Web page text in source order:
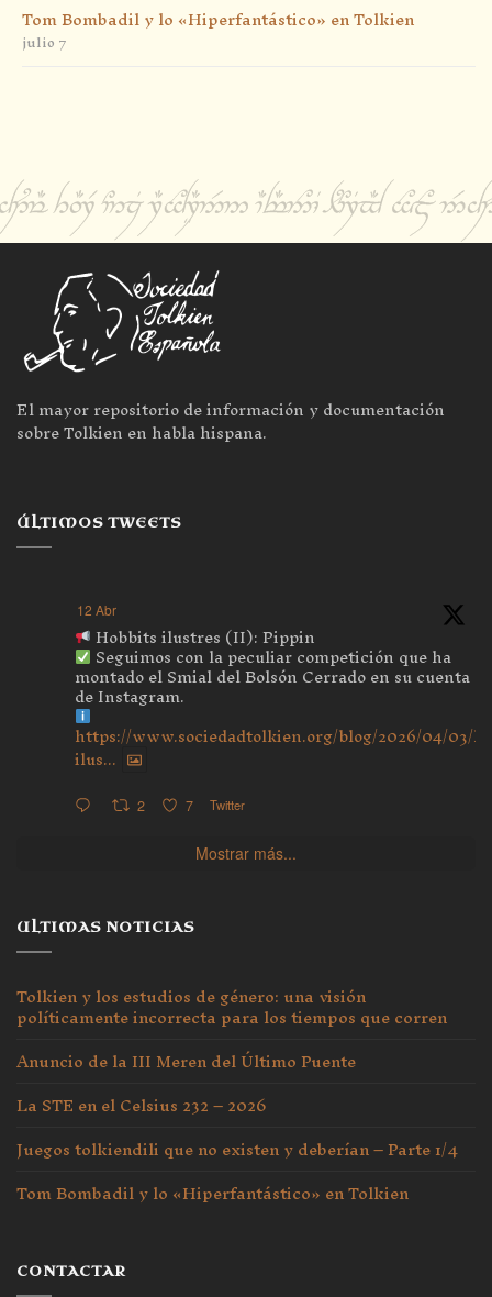
Tom Bombadil y lo «Hiperfantástico» en Tolkien
julio 7
El mayor repositorio de información y documentación
sobre Tolkien en habla hispana.
ÚLTIMOS TWEETS
12 Abr
Hobbits ilustres (II): Pippin
Seguimos con la peculiar competición que ha
montado el Smial del Bolsón Cerrado en su cuenta
de Instagram.
https://www.sociedadtolkien.org/blog/2026/04/03/
ilus...
2 7 Twitter
Mostrar más...
ULTIMAS NOTICIAS
Tolkien y los estudios de género: una visión
políticamente incorrecta para los tiempos que corren
Anuncio de la III Meren del Último Puente
La STE en el Celsius 232 – 2026
Juegos tolkiendili que no existen y deberían – Parte 1/4
Tom Bombadil y lo «Hiperfantástico» en Tolkien
CONTACTAR